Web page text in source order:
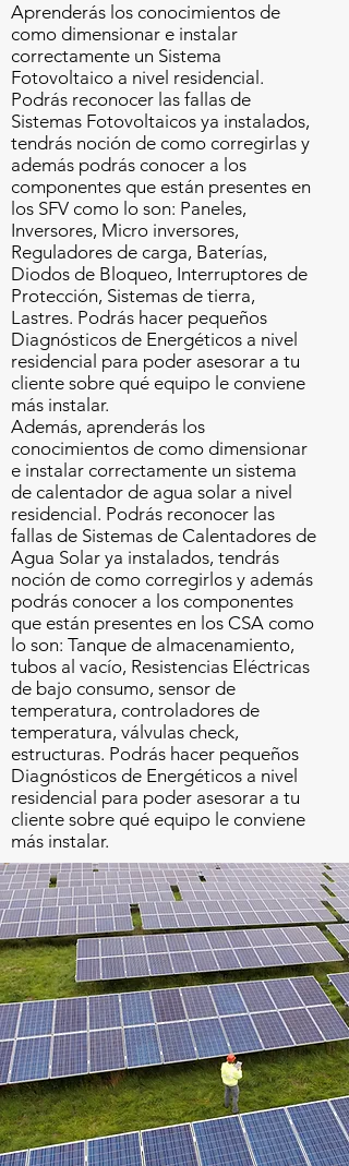
Aprenderás los conocimientos de
como dimensionar e instalar
correctamente un Sistema
Fotovoltaico a nivel residencial.
Podrás reconocer las fallas de
Sistemas Fotovoltaicos ya instalados,
tendrás noción de como corregirlas y
además podrás conocer a los
componentes que están presentes en
los SFV como lo son: Paneles,
Inversores, Micro inversores,
Reguladores de carga, Baterías,
Diodos de Bloqueo, Interruptores de
Protección, Sistemas de tierra,
Lastres. Podrás hacer pequeños
Diagnósticos de Energéticos a nivel
residencial para poder asesorar a tu
cliente sobre qué equipo le conviene
más instalar.
Además, aprenderás los
conocimientos de como dimensionar
e instalar correctamente un sistema
de calentador de agua solar a nivel
residencial. Podrás reconocer las
fallas de Sistemas de Calentadores de
Agua Solar ya instalados, tendrás
noción de como corregirlos y además
podrás conocer a los componentes
que están presentes en los CSA como
lo son: Tanque de almacenamiento,
tubos al vacío, Resistencias Eléctricas
de bajo consumo, sensor de
temperatura, controladores de
temperatura, válvulas check,
estructuras. Podrás hacer pequeños
Diagnósticos de Energéticos a nivel
residencial para poder asesorar a tu
cliente sobre qué equipo le conviene
más instalar.